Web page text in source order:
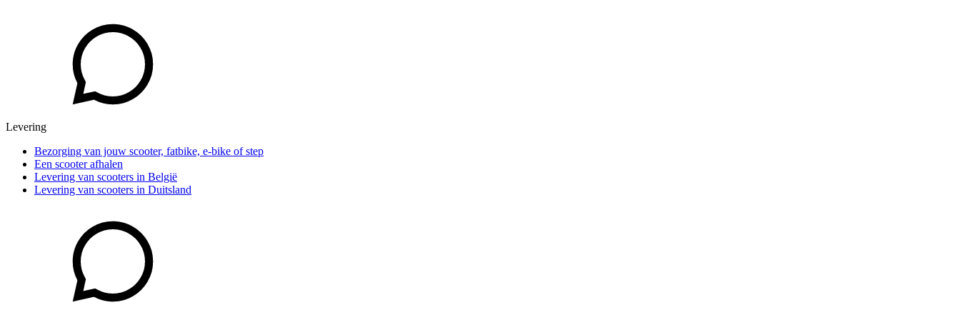
Levering
Bezorging van jouw scooter, fatbike, e-bike of step
Een scooter afhalen
Levering van scooters in België
Levering van scooters in Duitsland